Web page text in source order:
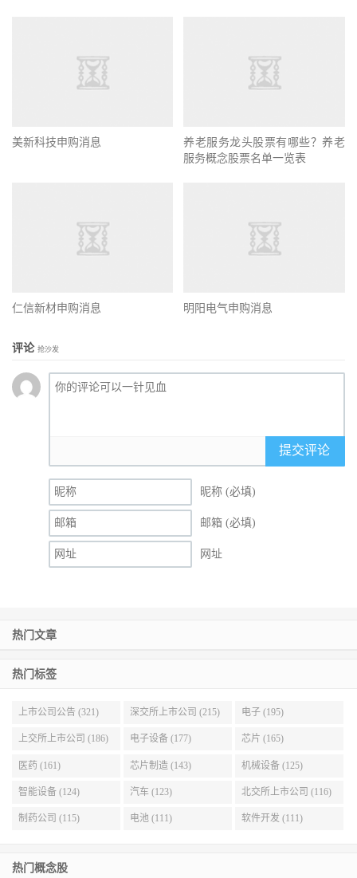
美新科技申购消息
养老服务龙头股票有哪些？养老
服务概念股票名单一览表
仁信新材申购消息 明阳电气申购消息
评论 抢沙发
提交评论
昵称 (必填)
邮箱 (必填)
网址
热门文章
热门标签
上市公司公告 (321) 深交所上市公司 (215) 电子 (195)
上交所上市公司 (186) 电子设备 (177) 芯片 (165)
医药 (161) 芯片制造 (143) 机械设备 (125)
智能设备 (124) 汽车 (123) 北交所上市公司 (116)
制药公司 (115) 电池 (111) 软件开发 (111)
热门概念股